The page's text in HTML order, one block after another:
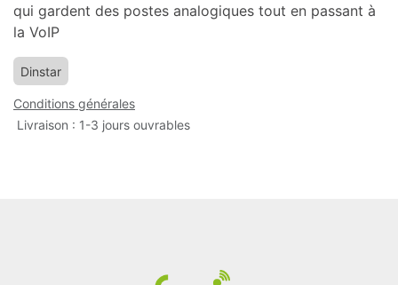
qui gardent des postes analogiques tout en passant à
la VoIP
Dinstar
Conditions générales
Livraison : 1-3 jours ouvrables